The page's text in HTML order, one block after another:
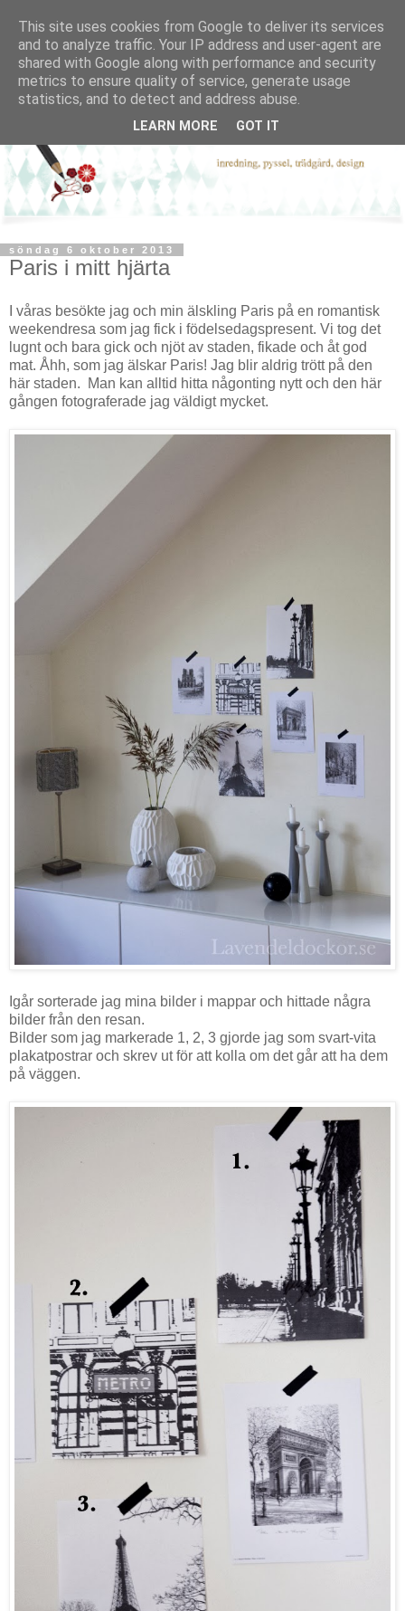
söndag 6 oktober 2013
Paris i mitt hjärta
I våras besökte jag och min älskling Paris på en romantisk
weekendresa som jag fick i födelsedagspresent. Vi tog det
lugnt och bara gick och njöt av staden, fikade och åt god
mat. Åhh, som jag älskar Paris! Jag blir aldrig trött på den
här staden. Man kan alltid hitta någonting nytt och den här
gången fotograferade jag väldigt mycket.
Igår sorterade jag mina bilder i mappar och hittade några
bilder från den resan.
Bilder som jag markerade 1, 2, 3 gjorde jag som svart-vita
plakatpostrar och skrev ut för att kolla om det går att ha dem
på väggen.
This site uses cookies from Google to deliver its services
and to analyze traffic. Your IP address and user-agent are
shared with Google along with performance and security
metrics to ensure quality of service, generate usage
statistics, and to detect and address abuse.
LEARN MORE GOT IT